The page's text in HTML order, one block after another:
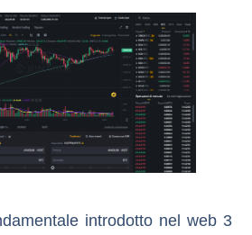
introdotto nel web 3